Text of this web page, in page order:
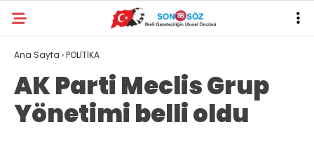
Ana Sayfa ›POLİTİKA
AK Parti Meclis Grup
Yönetimi belli oldu